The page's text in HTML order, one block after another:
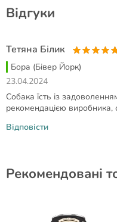
Відгуки
Тетяна Білик
Бора (Бівер Йорк)
23.04.2024
Собака їсть із
рекомендацією виробника,
Відповісти
Рекомендовані